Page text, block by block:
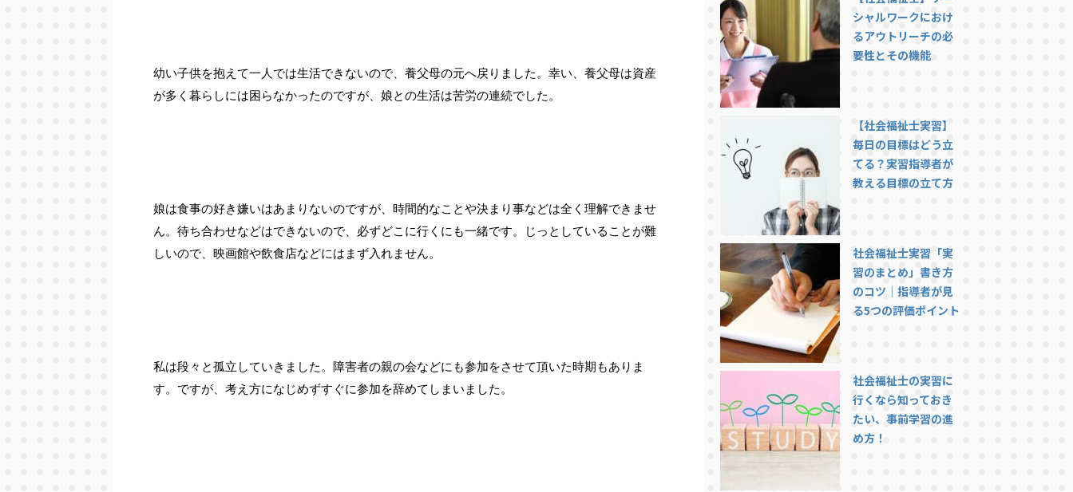
幼い子供を抱えて一人では生活できないので、養父母の元へ戻りました。幸い、養父母は資産
が多く暮らしには困らなかったのですが、娘との生活は苦労の連続でした。
娘は食事の好き嫌いはあまりないのですが、時間的なことや決まり事などは全く理解できませ
ん。待ち合わせなどはできないので、必ずどこに行くにも一緒です。じっとしていることが難
しいので、映画館や飲食店などにはまず入れません。
私は段々と孤立していきました。障害者の親の会などにも参加をさせて頂いた時期もありま
す。ですが、考え方になじめずすぐに参加を辞めてしまいました。
シャルワークにおけ
るアウトリーチの必
要性とその機能
【社会福祉士実習】
毎日の目標はどう立
てる？実習指導者が
教える目標の立て方
社会福祉士実習「実
習のまとめ」書き方
のコツ｜指導者が見
る5つの評価ポイント
社会福祉士の実習に
行くなら知っておき
たい、事前学習の進
め方！